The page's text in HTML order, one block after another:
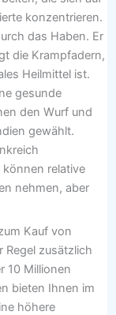
konzentrieren.
das Haben. Er
die Krampfadern,
Heilmittel ist.
gesunde
den Wurf und
gewählt.
können relative
nehmen, aber
Kauf von
Regel zusätzlich
10 Millionen
bieten Ihnen im
höhere